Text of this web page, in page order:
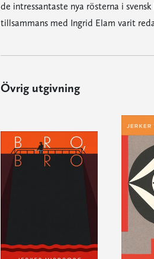
de intressantaste nya rösterna i
tillsammans med Ingrid Elam varit
Övrig utgivning